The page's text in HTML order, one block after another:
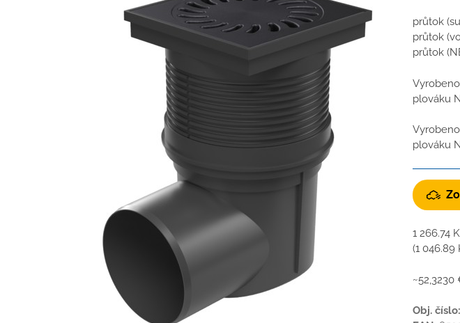
průtok
průtok
průtok
plováku
Vyrobeno
plováku
1 266.74
(1 046.89
~52,3230
Obj. číslo: